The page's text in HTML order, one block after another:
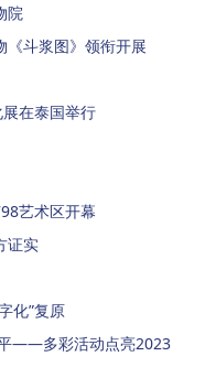
院
《斗浆图》领衔开展
在泰国举行
艺术区开幕
证实
化”复原
——多彩活动点亮2023